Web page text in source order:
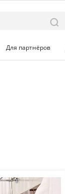
Для партнёров